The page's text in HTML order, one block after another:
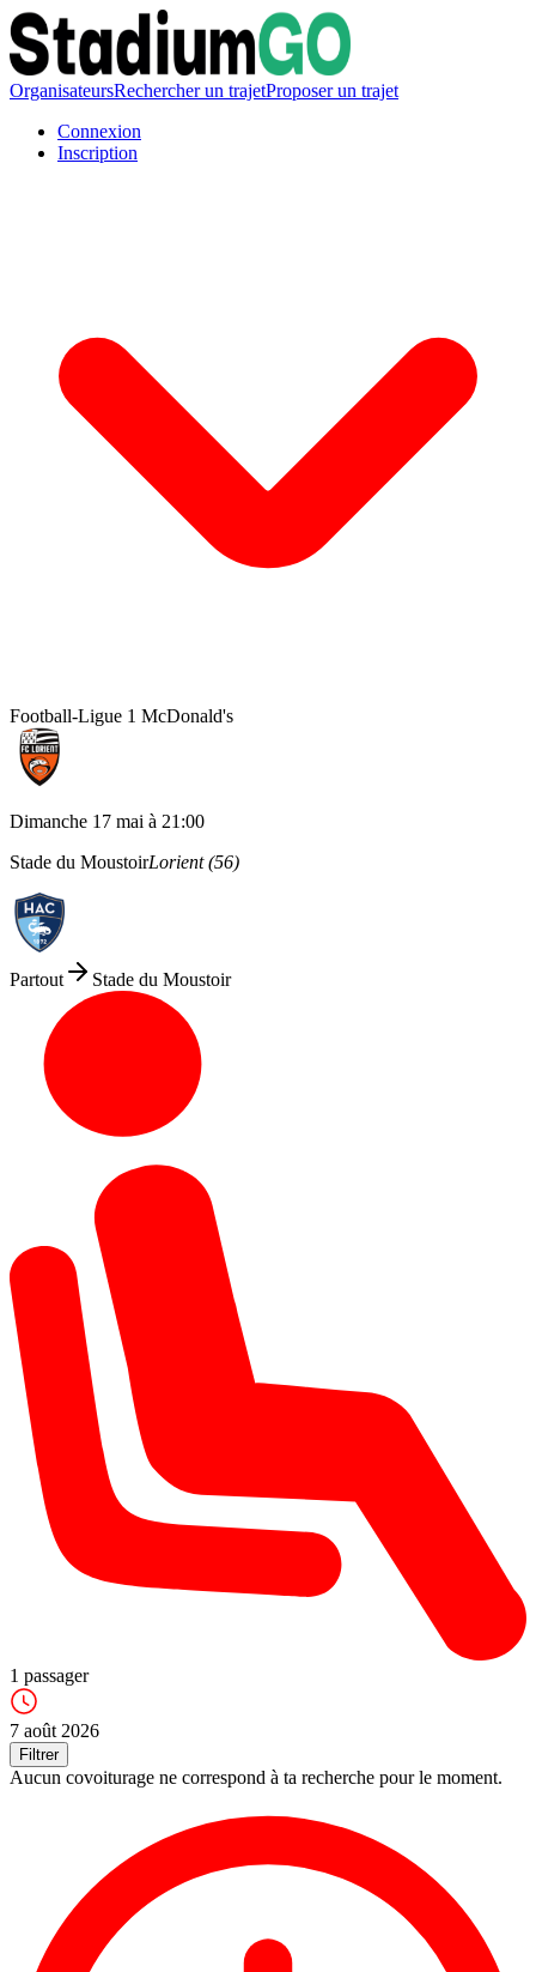
OrganisateursRechercher un trajetProposer un trajet
Connexion
Inscription
Football-Ligue 1 McDonald's
Dimanche 17 mai à 21:00
Stade du MoustoirLorient (56)
Partout Stade du Moustoir
1 passager
7 août 2026
Filtrer
Aucun covoiturage ne correspond à ta recherche pour le moment.